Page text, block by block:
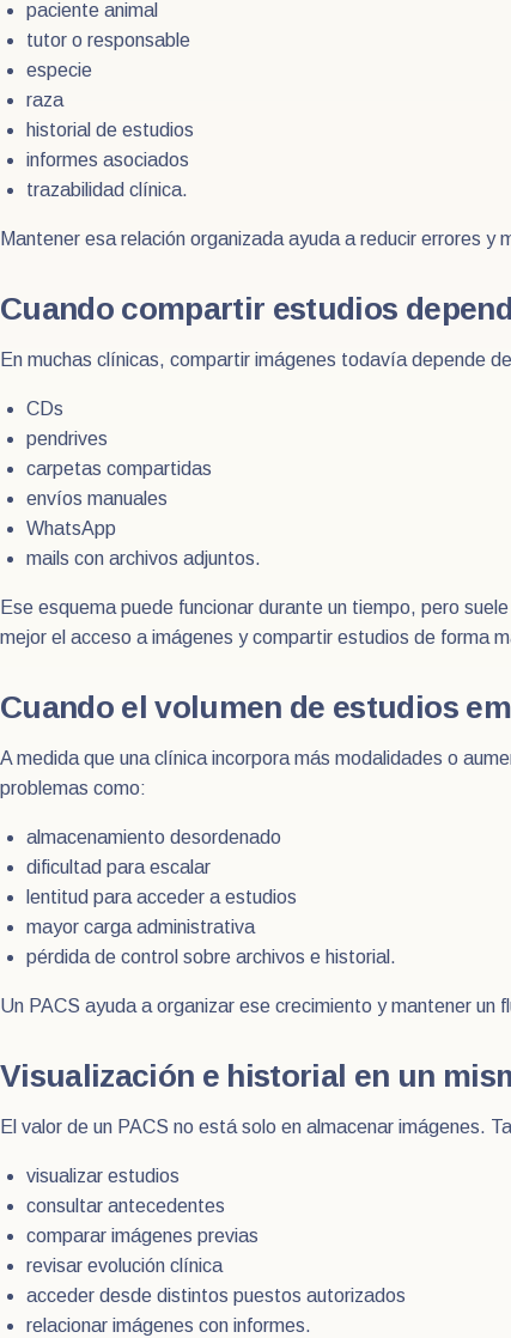
paciente animal
tutor o responsable
especie
raza
historial de estudios
informes asociados
trazabilidad clínica.
Mantener esa relación organizada ayuda a reducir errores y
Cuando compartir estudios
En muchas clínicas, compartir imágenes todavía depende
CDs
pendrives
carpetas compartidas
envíos manuales
WhatsApp
mails con archivos adjuntos.
Ese esquema puede funcionar durante un tiempo, pero
mejor el acceso a imágenes y compartir estudios de forma
Cuando el volumen de estudios
A medida que una clínica incorpora más modalidades o
problemas como:
almacenamiento desordenado
dificultad para escalar
lentitud para acceder a estudios
mayor carga administrativa
pérdida de control sobre archivos e historial.
Un PACS ayuda a organizar ese crecimiento y mantener un
Visualización e historial en un
El valor de un PACS no está solo en almacenar imágenes.
visualizar estudios
consultar antecedentes
comparar imágenes previas
revisar evolución clínica
acceder desde distintos puestos autorizados
relacionar imágenes con informes.